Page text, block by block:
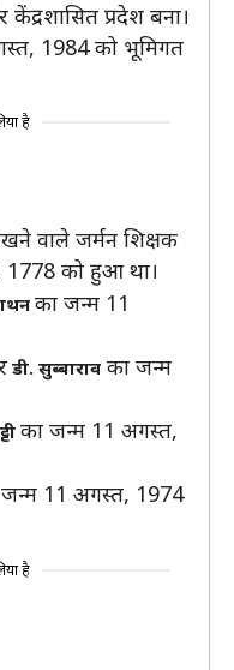
प्रदेश बना।
1984 को भूमिगत
है
वाले जर्मन शिक्षक
को हुआ था।
का जन्म 11
डी. सुब्बाराव का जन्म
का जन्म 11 अगस्त,
11 अगस्त, 1974
है